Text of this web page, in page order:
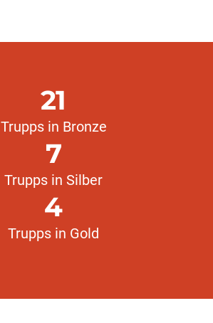
21
Trupps in Bronze
7
Trupps in Silber
4
Trupps in Gold